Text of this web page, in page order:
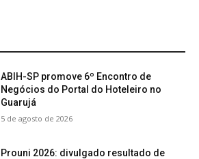
ABIH-SP promove 6º Encontro de
Negócios do Portal do Hoteleiro no
Guarujá
5 de agosto de 2026
Prouni 2026: divulgado resultado de